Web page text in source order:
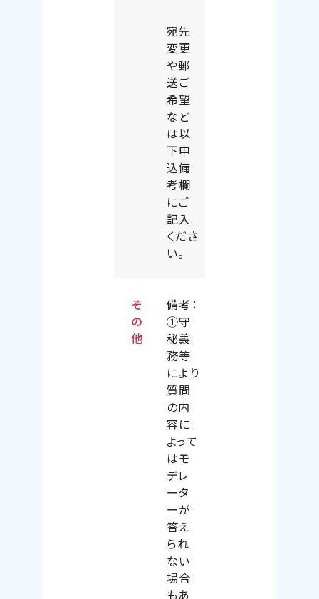
宛先
変更
や郵
送ご
希望
など
は以
下申
込備
考欄
にご
記入
くださ
い。
そ
の
他
備考 ：
①守
秘義
務等
により
質問
の内
容に
よって
はモ
デレ
ータ
ーが
答え
られ
ない
場合
もあ